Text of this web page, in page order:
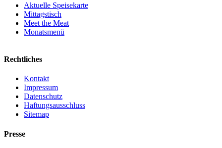
Aktuelle Speisekarte
Mittagstisch
Meet the Meat
Monatsmenü
Rechtliches
Kontakt
Impressum
Datenschutz
Haftungsausschluss
Sitemap
Presse